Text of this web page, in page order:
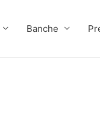
Banche